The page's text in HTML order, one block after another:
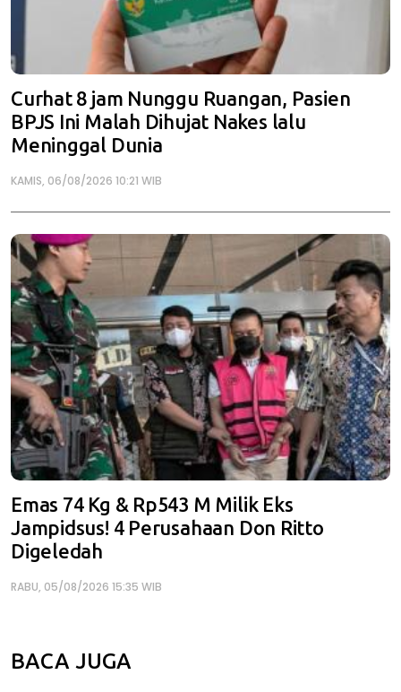
Curhat 8 jam Nunggu Ruangan, Pasien
BPJS Ini Malah Dihujat Nakes lalu
Meninggal Dunia
KAMIS, 06/08/2026 10:21 WIB
Emas 74 Kg & Rp543 M Milik Eks
Jampidsus! 4 Perusahaan Don Ritto
Digeledah
RABU, 05/08/2026 15:35 WIB
BACA JUGA